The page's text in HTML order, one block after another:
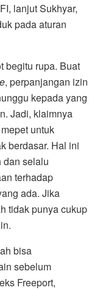
lanjut Sukhyar,
pada aturan
begitu rupa. Buat
, perpanjangan izin
kepada yang
Jadi, klaimnya
untuk
berdasar. Hal ini
dan selalu
terhadap
ada. Jika
tidak punya cukup
bisa
sebelum
Freeport,